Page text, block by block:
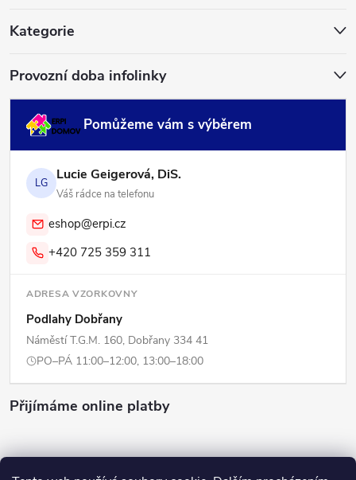
Kategorie
Provozní doba infolinky
Pomůžeme vám s výběrem
LG Lucie Geigerová, DiS.
Váš rádce na telefonu
eshop@erpi.cz
+420 725 359 311
ADRESA VZORKOVNY
Podlahy Dobřany
Náměstí T.G.M. 160, Dobřany 334 41
PO–PÁ 11:00–12:00, 13:00–18:00
Přijímáme online platby